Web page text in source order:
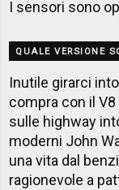
I sensori sono
QUALE VERSIONE
Inutile girarci
compra con il
sulle highway
moderni John
una vita dal
ragionevole a